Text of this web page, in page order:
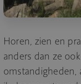
Horen, zien en
anders dan ze